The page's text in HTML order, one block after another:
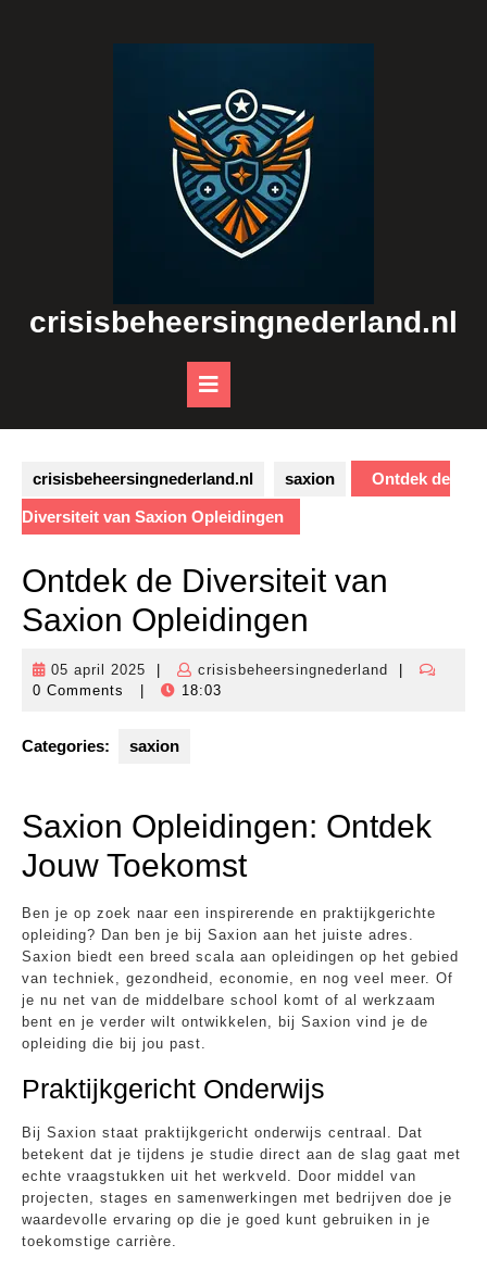
crisisbeheersingnederland.nl
Button
crisisbeheersingnederland.nl saxion Ontdek de
Diversiteit van Saxion Opleidingen
Ontdek de Diversiteit van
Saxion Opleidingen
05 april 2025
05
april
crisisbeheersingnederland
0 Comments
18:03
Categories: saxion
Saxion Opleidingen: Ontdek
Jouw Toekomst
Ben je op zoek naar een inspirerende en praktijkgerichte
opleiding? Dan ben je bij Saxion aan het juiste adres.
Saxion biedt een breed scala aan opleidingen op het gebied
van techniek, gezondheid, economie, en nog veel meer. Of
je nu net van de middelbare school komt of al werkzaam
bent en je verder wilt ontwikkelen, bij Saxion vind je de
opleiding die bij jou past.
Praktijkgericht Onderwijs
Bij Saxion staat praktijkgericht onderwijs centraal. Dat
betekent dat je tijdens je studie direct aan de slag gaat met
echte vraagstukken uit het werkveld. Door middel van
projecten, stages en samenwerkingen met bedrijven doe je
waardevolle ervaring op die je goed kunt gebruiken in je
toekomstige carrière.